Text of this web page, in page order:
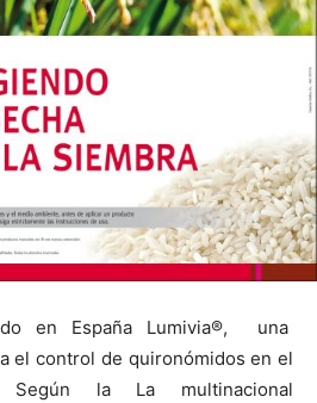
en España Lumivia®, una
el control de quironómidos en el
la La multinacional